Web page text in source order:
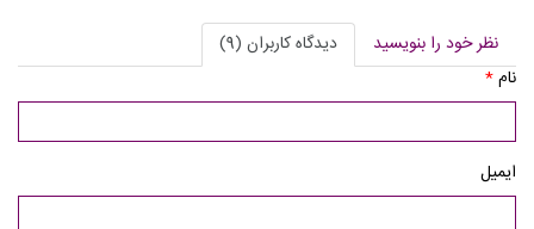
نظر خود را بنویسید
دیدگاه کاربران (9)
نام*
ایمیل